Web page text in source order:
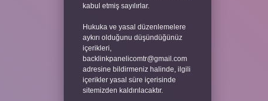
kabul etmiş sayılırlar.
Hukuka ve yasal düzenlemelere
aykırı olduğunu düşündüğünüz
içerikleri,
backlinkpanelicomtr@gmail.com
adresine bildirmeniz halinde, ilgili
içerikler yasal süre içerisinde
sitemizden kaldırılacaktır.